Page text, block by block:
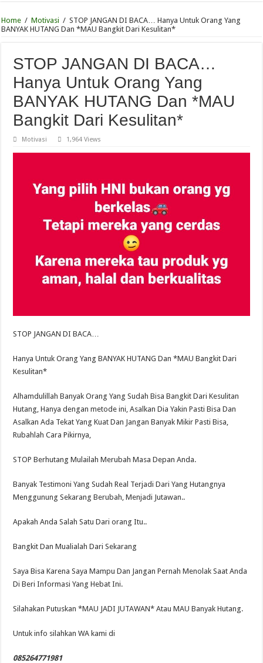
Home / Motivasi / STOP JANGAN DI BACA… Hanya Untuk Orang Yang
BANYAK HUTANG Dan *MAU Bangkit Dari Kesulitan*
STOP JANGAN DI BACA…
Hanya Untuk Orang Yang
BANYAK HUTANG Dan *MAU
Bangkit Dari Kesulitan*
Motivasi 1,964 Views
STOP JANGAN DI BACA…
Hanya Untuk Orang Yang BANYAK HUTANG Dan *MAU Bangkit Dari
Kesulitan*
Alhamdulillah Banyak Orang Yang Sudah Bisa Bangkit Dari Kesulitan
Hutang, Hanya dengan metode ini, Asalkan Dia Yakin Pasti Bisa Dan
Asalkan Ada Tekat Yang Kuat Dan Jangan Banyak Mikir Pasti Bisa,
Rubahlah Cara Pikirnya,
STOP Berhutang Mulailah Merubah Masa Depan Anda.
Banyak Testimoni Yang Sudah Real Terjadi Dari Yang Hutangnya
Menggunung Sekarang Berubah, Menjadi Jutawan..
Apakah Anda Salah Satu Dari orang Itu..
Bangkit Dan Mualialah Dari Sekarang
Saya Bisa Karena Saya Mampu Dan Jangan Pernah Menolak Saat Anda
Di Beri Informasi Yang Hebat Ini.
Silahakan Putuskan *MAU JADI JUTAWAN* Atau MAU Banyak Hutang.
Untuk info silahkan WA kami di
085264771981